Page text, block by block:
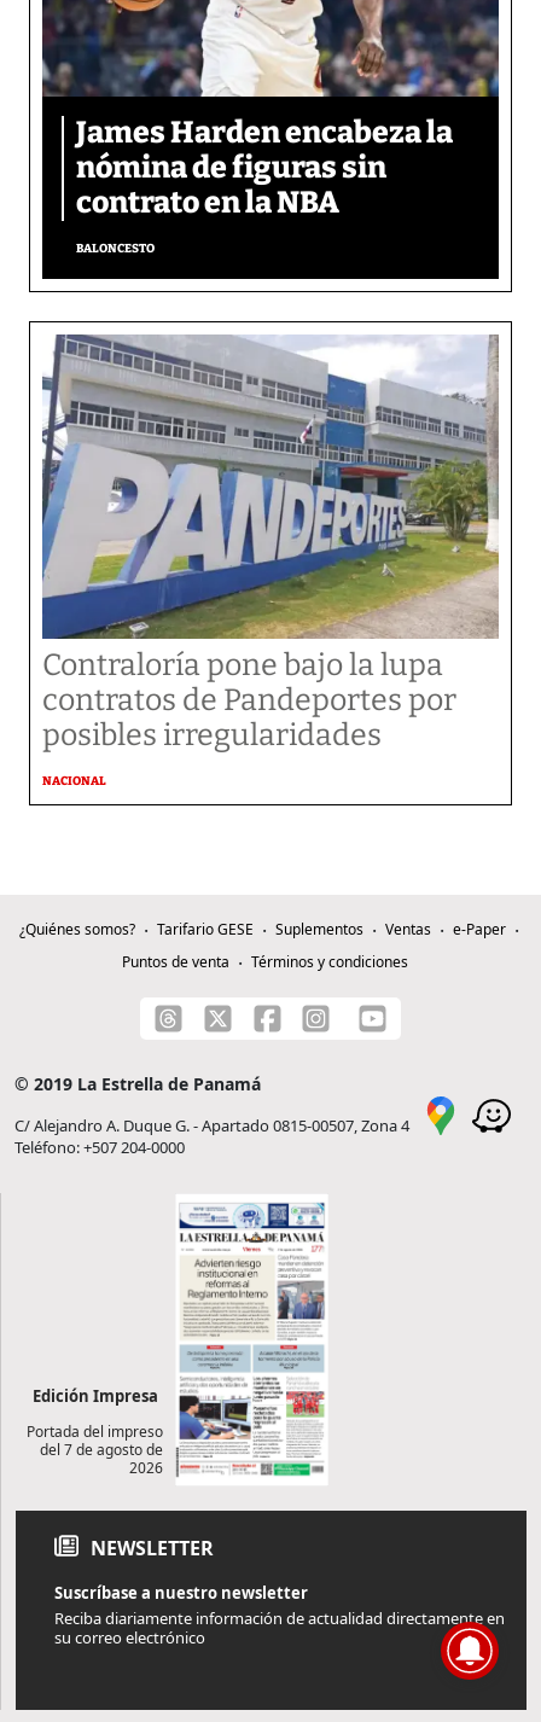
James Harden encabeza la
nómina de figuras sin
contrato en la NBA
BALONCESTO
Contraloría pone bajo la lupa
contratos de Pandeportes por
posibles irregularidades
NACIONAL
¿Quiénes somos? Tarifario GESE Suplementos Ventas
e-Paper
Puntos de venta
Términos y condiciones
© 2019 La Estrella de Panamá
C/ Alejandro A. Duque G. - Apartado 0815-00507, Zona 4
Teléfono: +507 204-0000
Edición Impresa
Portada del impreso
del 7 de agosto de
2026
NEWSLETTER
Suscríbase a nuestro newsletter
Reciba diariamente información de actualidad directamente en
su correo electrónico